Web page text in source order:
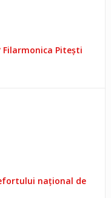
Filarmonica Pitești
național de